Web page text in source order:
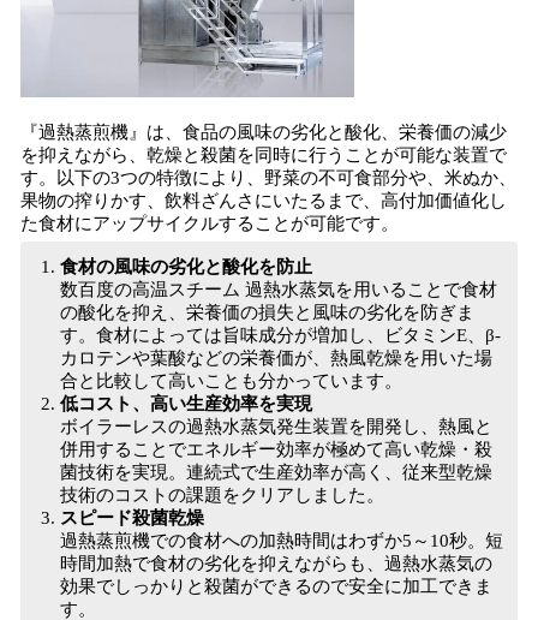
『過熱蒸煎機』は、食品の風味の劣化と酸化、栄養価の減少
を抑えながら、乾燥と殺菌を同時に行うことが可能な装置で
す。以下の3つの特徴により、野菜の不可食部分や、米ぬか、
果物の搾りかす、飲料ざんさにいたるまで、高付加価値化し
た食材にアップサイクルすることが可能です。
食材の風味の劣化と酸化を防止
数百度の高温スチーム 過熱水蒸気を用いることで食材
の酸化を抑え、栄養価の損失と風味の劣化を防ぎま
す。食材によっては旨味成分が増加し、ビタミンE、β-
カロテンや葉酸などの栄養価が、熱風乾燥を用いた場
合と比較して高いことも分かっています。
低コスト、高い生産効率を実現
ボイラーレスの過熱水蒸気発生装置を開発し、熱風と
併用することでエネルギー効率が極めて高い乾燥・殺
菌技術を実現。連続式で生産効率が高く、従来型乾燥
技術のコストの課題をクリアしました。
スピード殺菌乾燥
過熱蒸煎機での食材への加熱時間はわずか5～10秒。短
時間加熱で食材の劣化を抑えながらも、過熱水蒸気の
効果でしっかりと殺菌ができるので安全に加工できま
す。